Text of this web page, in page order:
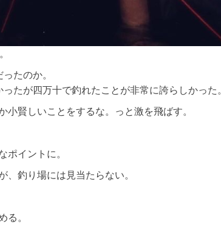
たのか。
たが四万十で釣れたことが非常に誇らしかった。
賢しいことをするな。っと激を飛ばす。
イントに。
釣り場には見当たらない。
。